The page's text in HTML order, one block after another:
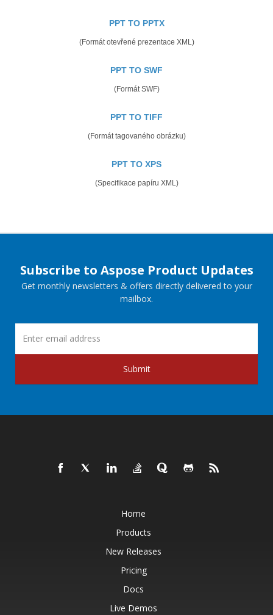
PPT TO PPTX
(Formát otevřené prezentace XML)
PPT TO SWF
(Formát SWF)
PPT TO TIFF
(Formát tagovaného obrázku)
PPT TO XPS
(Specifikace papíru XML)
Subscribe to Aspose Product Updates
Get monthly newsletters & offers directly delivered to your
mailbox.
Submit
Home
Products
New Releases
Pricing
Docs
Live Demos